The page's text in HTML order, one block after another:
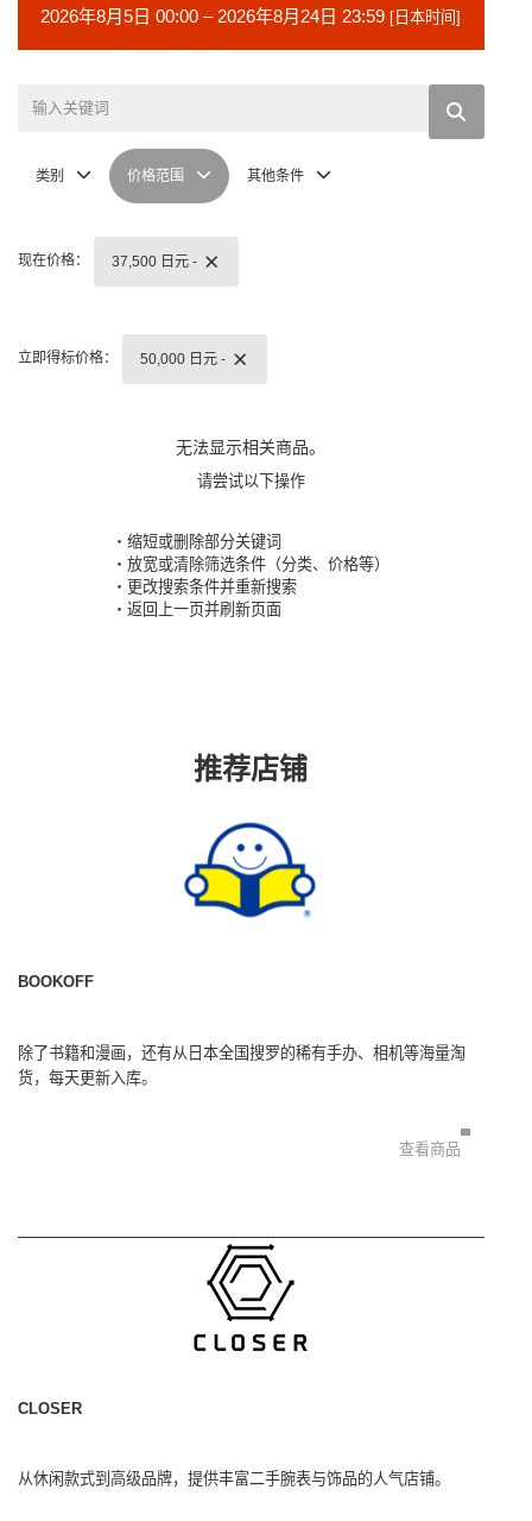
2026年8月5日 00:00 – 2026年8月24日 23:59 [日本时间]
类别 价格范围 其他条件
现在价格： 37,500 日元 -
立即得标价格： 50,000 日元 -
无法显示相关商品。
请尝试以下操作
・缩短或删除部分关键词
・放宽或清除筛选条件（分类、价格等）
・更改搜索条件并重新搜索
・返回上一页并刷新页面
推荐店铺
BOOKOFF
除了书籍和漫画，还有从日本全国搜罗的稀有手办、相机等海量淘
货，每天更新入库。
查看商品
CLOSER
从休闲款式到高级品牌，提供丰富二手腕表与饰品的人气店铺。